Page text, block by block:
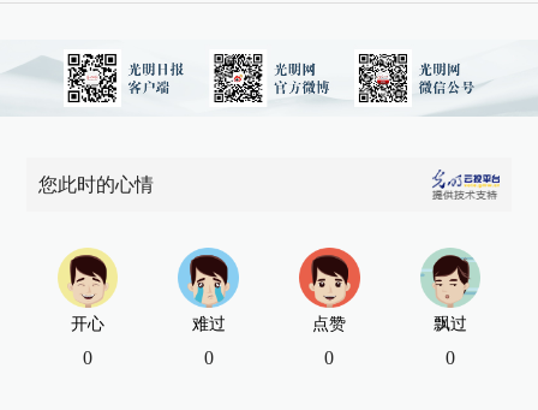
您此时的心情
开心
0
难过
0
点赞
0
飘过
0